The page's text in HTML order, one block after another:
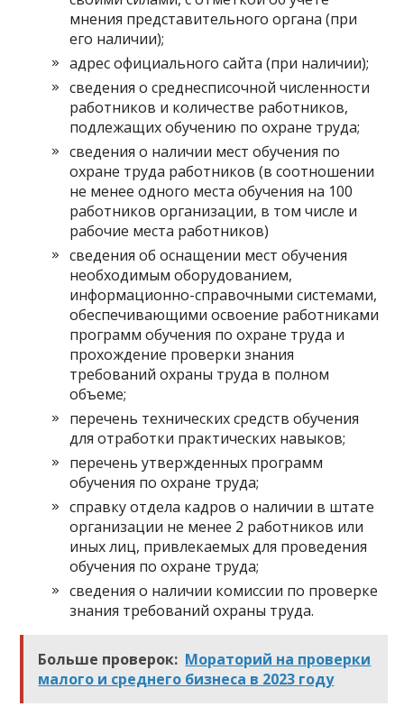
мнения представительного органа (при
его наличии);
адрес официального сайта (при наличии);
сведения о среднесписочной численности
работников и количестве работников,
подлежащих обучению по охране труда;
сведения о наличии мест обучения по
охране труда работников (в соотношении
не менее одного места обучения на 100
работников организации, в том числе и
рабочие места работников)
сведения об оснащении мест обучения
необходимым оборудованием,
информационно-справочными системами,
обеспечивающими освоение работниками
программ обучения по охране труда и
прохождение проверки знания
требований охраны труда в полном
объеме;
перечень технических средств обучения
для отработки практических навыков;
перечень утвержденных программ
обучения по охране труда;
справку отдела кадров о наличии в штате
организации не менее 2 работников или
иных лиц, привлекаемых для проведения
обучения по охране труда;
сведения о наличии комиссии по проверке
знания требований охраны труда.
Больше проверок: Мораторий на проверки
малого и среднего бизнеса в 2023 году